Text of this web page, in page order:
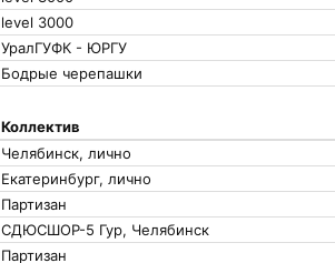
level 3000
УралГУФК - ЮРГУ
Бодрые черепашки
Коллектив
Челябинск, лично
Екатеринбург, лично
Партизан
СДЮСШОР-5 Гур, Челябинск
Партизан